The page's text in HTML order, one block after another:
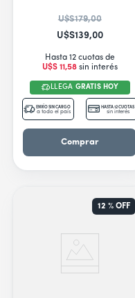
U$S179,00
U$S139,00
Hasta 12 cuotas de
U$S 11,58sin interés
LLEGA GRATIS HOY
ENVÍO SIN CARGO
a todo el país
HASTA 12 CUOTAS
sin interés
Comprar
12 %OFF
10. secador